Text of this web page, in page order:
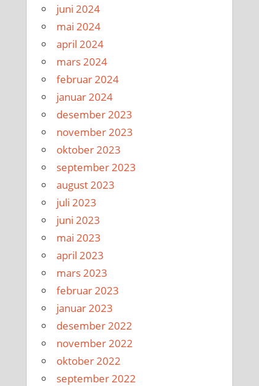
juni 2024
mai 2024
april 2024
mars 2024
februar 2024
januar 2024
desember 2023
november 2023
oktober 2023
september 2023
august 2023
juli 2023
juni 2023
mai 2023
april 2023
mars 2023
februar 2023
januar 2023
desember 2022
november 2022
oktober 2022
september 2022